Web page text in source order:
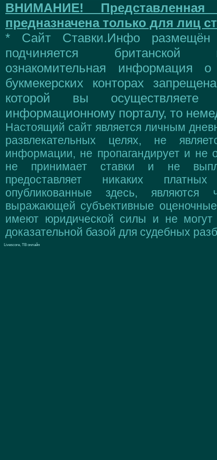
ВНИМАНИЕ!
предназначена только для лиц
* Сайт Ставки.Инфо размещён
подчиняется британской
ознакомительная информация
букмекерских конторах
которой вы
информационному порталу, то
Настоящий сайт является личным
развлекательных целях, не
информации, не пропагандирует и не
не принимает ставки и не
предоставляет никаких
опубликованные здесь, являются
выражающей субъективные
имеют юридической силы и не могут
доказательной базой для судебных
Livescore, ТВ онлайн